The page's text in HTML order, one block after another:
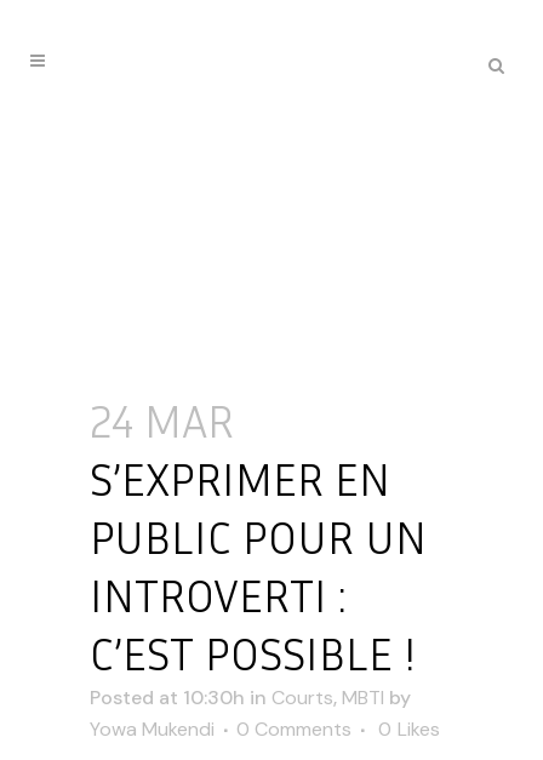
24 MAR
S’EXPRIMER EN
PUBLIC POUR UN
INTROVERTI :
C’EST POSSIBLE !
Posted at 10:30h in Courts, MBTI by
Yowa Mukendi
0 Comments 0 Likes